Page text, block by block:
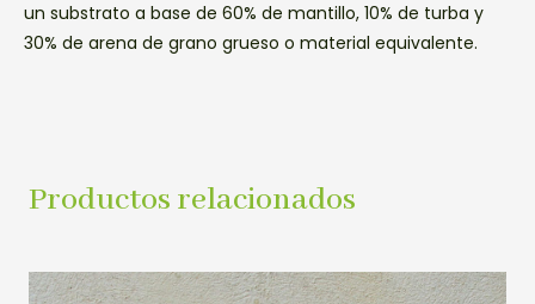
un substrato a base de 60% de mantillo, 10% de turba y
30% de arena de grano grueso o material equivalente.
Productos relacionados